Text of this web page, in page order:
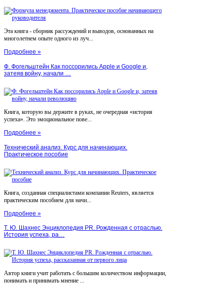
Эта книга - сборник рассуждений и выводов, основанных на
многолетнем опыте одного из луч...
Подробнее »
Ф. Фогельштейн Как поссорились Apple и Google и,
затеяв войну, начали …
Книга, которую вы держите в руках, не очередная «история
успеха». Это эмоциональное пове...
Подробнее »
Технический анализ. Курс для начинающих.
Практическое пособие
Книга, созданная специалистами компании Reuters, является
практическим пособием для начи...
Подробнее »
Т. Ю. Шахнес Энциклопедия PR. Рожденная с отраслью.
История успеха, ра…
Автор книги учит работать с большим количеством информации,
понимать и принимать мнение ...